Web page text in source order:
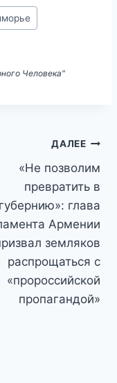
Человека"
ДАЛЕЕ
«Не позволим
превратить в
губернию»: глава
Армении
земляков
распрощаться с
«пророссийской
пропагандой»